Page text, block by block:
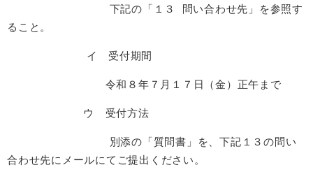
下記の「１３ 問い合わせ先」を参照す
ること。
イ 受付期間
令和８年７月１７日（金）正午まで
ウ 受付方法
別添の「質問書」を、下記１３の問い
合わせ先にメールにてご提出ください。